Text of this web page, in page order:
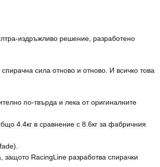
издръжливо решение, разработено
сила отново и отново. И всичко това
по-твърда и лека от оригиналните
4.4кг в сравнение с 8.6кг за фабричния
RacingLine разработва спирачки